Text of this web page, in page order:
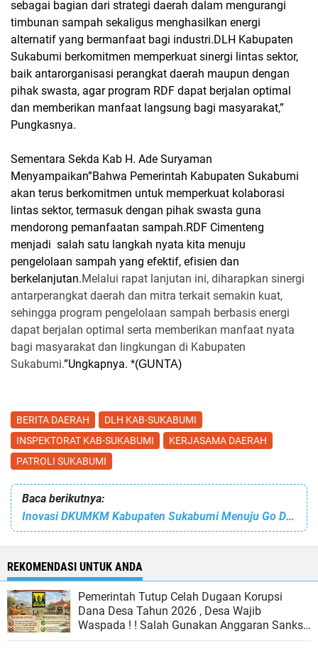
sebagai bagian dari strategi daerah dalam mengurangi
timbunan sampah sekaligus menghasilkan energi
alternatif yang bermanfaat bagi industri.DLH Kabupaten
Sukabumi berkomitmen memperkuat sinergi lintas sektor,
baik antarorganisasi perangkat daerah maupun dengan
pihak swasta, agar program RDF dapat berjalan optimal
dan memberikan manfaat langsung bagi masyarakat,”
Pungkasnya.
Sementara Sekda Kab H. Ade Suryaman
Menyampaikan”Bahwa Pemerintah Kabupaten Sukabumi
akan terus berkomitmen untuk memperkuat kolaborasi
lintas sektor, termasuk dengan pihak swasta guna
mendorong pemanfaatan sampah.RDF Cimenteng
menjadi salah satu langkah nyata kita menuju
pengelolaan sampah yang efektif, efisien dan
berkelanjutan.Melalui rapat lanjutan ini, diharapkan sinergi
antarperangkat daerah dan mitra terkait semakin kuat,
sehingga program pengelolaan sampah berbasis energi
dapat berjalan optimal serta memberikan manfaat nyata
bagi masyarakat dan lingkungan di Kabupaten
Sukabumi.”Ungkapnya. *(GUNTA)
BERITA DAERAH
DLH KAB-SUKABUMI
INSPEKTORAT KAB-SUKABUMI
KERJASAMA DAERAH
PATROLI SUKABUMI
Baca berikutnya:
Inovasi DKUMKM Kabupaten Sukabumi Menuju Go Digital Lewat Aplikasi SIKUMIS
REKOMENDASI UNTUK ANDA
Pemerintah Tutup Celah Dugaan Korupsi
Dana Desa Tahun 2026 , Desa Wajib
Waspada ! ! Salah Gunakan Anggaran Sanksi
Hukum Menanti